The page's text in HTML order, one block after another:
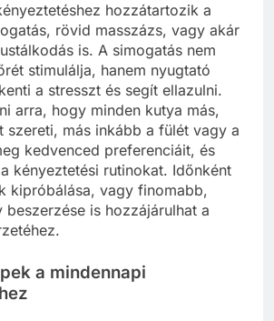
hozzátartozik a
rövid masszázs, vagy akár
is. A simogatás nem
stimulálja, hanem nyugtató
a stresszt és segít ellazulni.
arra, hogy minden kutya más,
szereti, más inkább a fülét vagy a
kedvenced preferenciáit, és
kényeztetési rutinokat. Időnként
kipróbálása, vagy finomabb,
beszerzése is hozzájárulhat a
a mindennapi